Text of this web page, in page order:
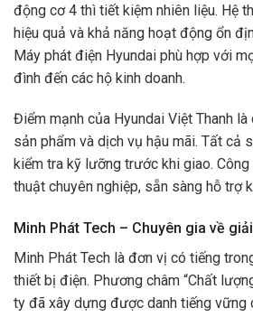
động cơ 4 thì tiết kiệm nhiên liệu. Hệ
hiệu quả và khả năng hoạt động ổn
Máy phát điện Hyundai phù hợp với
đình đến các hộ kinh doanh.
Điểm mạnh của Hyundai Việt Thanh
sản phẩm và dịch vụ hậu mãi. Tất cả
kiểm tra kỹ lưỡng trước khi giao.
thuật chuyên nghiệp, sẵn sàng hỗ trợ
Minh Phát Tech – Chuyên gia về
Minh Phát Tech là đơn vị có tiếng
thiết bị điện. Phương châm “Chất
ty đã xây dựng được danh tiếng vững